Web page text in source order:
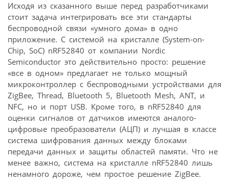
Исходя из сказанного выше перед разработчиками
стоит задача интегрировать все эти стандарты
беспроводной связи «умного дома» в одно
приложение. С системой на кристалле (System-on-
Chip, SoC) nRF52840 от компании Nordic
Semiconductor это действительно просто: решение
«все в одном» предлагает не только мощный
микроконтроллер с беспроводными устройствами для
ZigBee, Thread, Bluetooth 5, Bluetooth Mesh, ANT, и
NFC, но и порт USB. Кроме того, в nRF52840 для
оценки сигналов от датчиков имеются аналого-
цифровые преобразователи (АЦП) и лучшая в классе
система шифрования данных между блоками
передачи данных и защиты областей памяти. Что не
менее важно, система на кристалле nRF52840 лишь
ненамного дороже, чем простое решение ZigBee.